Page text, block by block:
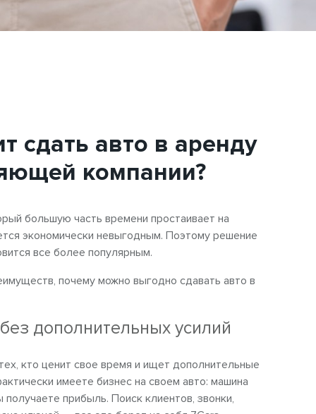
сдать авто в аренду
компании?
большую часть времени простаивает на
экономически невыгодным. Поэтому решение
все более популярным.
почему можно выгодно сдавать авто в
дополнительных усилий
кто ценит свое время и ищет дополнительные
имеете бизнес на своем авто: машина
получаете прибыль. Поиск клиентов, звонки,